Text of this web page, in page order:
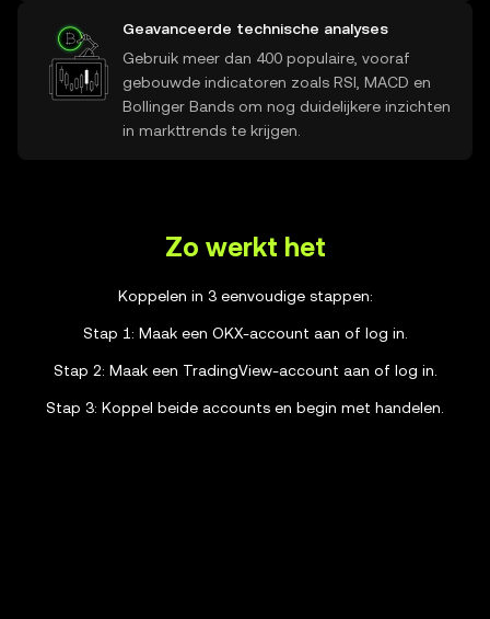
Geavanceerde technische analyses
Gebruik meer dan 400 populaire, vooraf
gebouwde indicatoren zoals RSI, MACD en
Bollinger Bands om nog duidelijkere inzichten
in markttrends te krijgen.
Zo werkt het
Koppelen in 3 eenvoudige stappen:
Stap 1: Maak een OKX-account aan of log in.
Stap 2: Maak een TradingView-account aan of log in.
Stap 3: Koppel beide accounts en begin met handelen.